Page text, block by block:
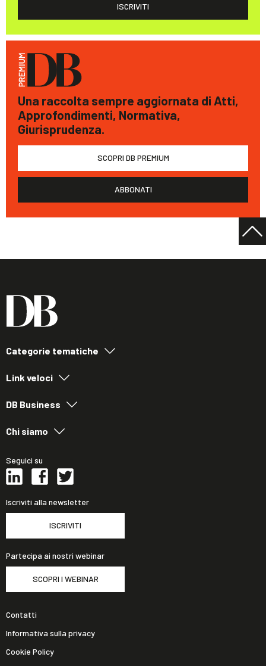
ISCRIVITI
Una raccolta sempre aggiornata di Atti,
Approfondimenti, Normativa,
Giurisprudenza.
SCOPRI DB PREMIUM
ABBONATI
Categorie tematiche
Link veloci
DB Business
Chi siamo
Seguici su
Iscriviti alla newsletter
ISCRIVITI
Partecipa ai nostri webinar
SCOPRI I WEBINAR
Contatti
Informativa sulla privacy
Cookie Policy